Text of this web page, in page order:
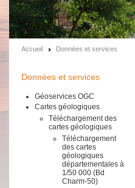
Accueil Données et services
Données et services
Géoservices OGC
Cartes géologiques
Téléchargement des
cartes géologiques
Téléchargement
des cartes
géologiques
départementales à
1/50 000 (Bd
Charm-50)